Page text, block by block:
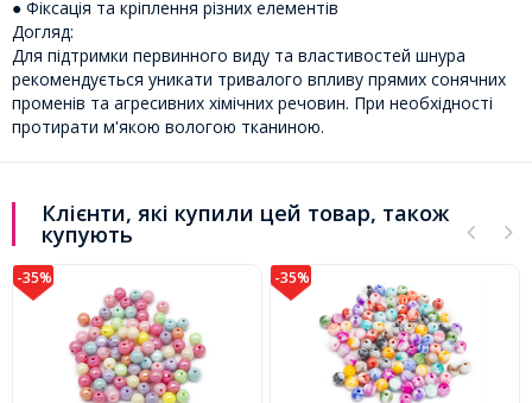
● Фіксація та кріплення різних елементів
Догляд:
Для підтримки первинного виду та властивостей шнура
рекомендується уникати тривалого впливу прямих сонячних
променів та агресивних хімічних речовин. При необхідності
протирати м'якою вологою тканиною.
Клієнти, які купили цей товар, також
купують
-35% -35%